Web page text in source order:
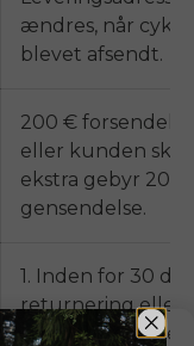
ændres, når
blevet afsendt.
200 €
eller kunden skal
ekstra gebyr 200
gensendelse.
1. Inden for 30
returnering eller
ombytning af